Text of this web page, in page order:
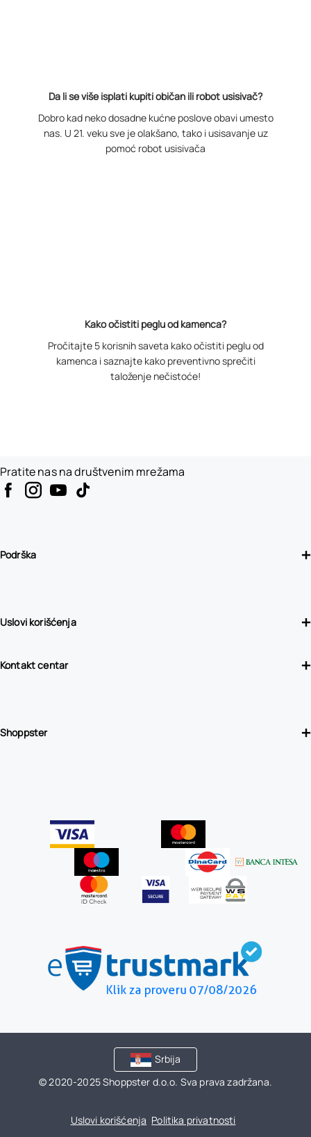
Da li se više isplati kupiti običan ili robot usisivač?
Dobro kad neko dosadne kućne poslove obavi umesto
nas. U 21. veku sve je olakšano, tako i usisavanje uz
pomoć robot usisivača
Kako očistiti peglu od kamenca?
Pročitajte 5 korisnih saveta kako očistiti peglu od
kamenca i saznajte kako preventivno sprečiti
taloženje nečistoće!
Podrška
Uslovi korišćenja
Kontakt centar
Shoppster
Pratite nas na društvenim mrežama
Srbija
© 2020-2025 Shoppster d.o.o. Sva prava zadržana.
Uslovi korišćenja Politika privatnosti